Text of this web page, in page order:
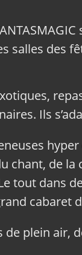
salles des
Ils
chant, de la
tout dans
cabaret
de plein air,